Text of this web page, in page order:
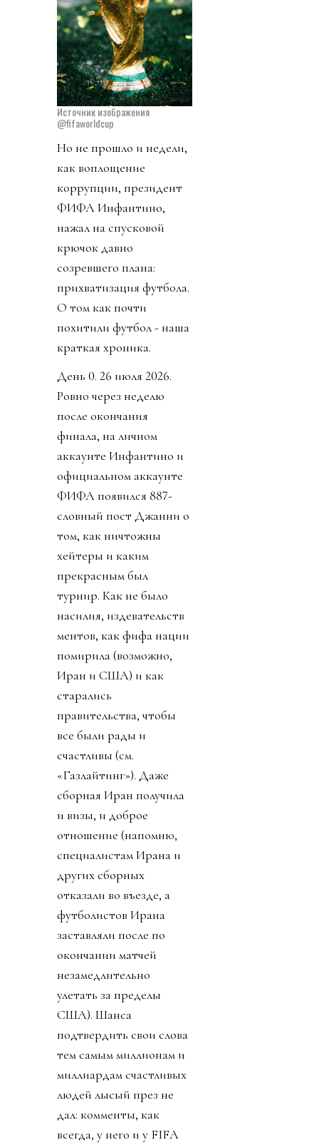
Источник изображения
@fifaworldcup
Но не прошло и недели,
как воплощение
коррупции, президент
ФИФА Инфантино,
нажал на спусковой
крючок давно
созревшего плана:
прихватизация футбола.
О том как почти
похитили футбол - наша
краткая хроника.
День 0. 26 июля 2026.
Ровно через неделю
после окончания
финала, на личном
аккаунте Инфантино и
официальном аккаунте
ФИФА появился 887-
словный пост Джанни о
том, как ничтожны
хейтеры и каким
прекрасным был
турнир. Как не было
насилия, издевательств
ментов, как фифа нации
помирила (возможно,
Иран и США) и как
старались
правительства, чтобы
все были рады и
счастливы (см.
«Газлайтинг»). Даже
сборная Иран получила
и визы, и доброе
отношение (напомню,
специалистам Ирана и
других сборных
отказали во въезде, а
футболистов Ирана
заставляли после по
окончании матчей
незамедлительно
улетать за пределы
США). Шанса
подтвердить свои слова
тем самым миллионам и
миллиардам счастливых
людей лысый през не
дал: комменты, как
всегда, у него и у FIFA